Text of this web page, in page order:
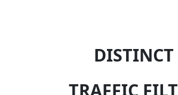
DISTINCT
TRAFFIC